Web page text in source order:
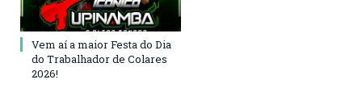
Vem aí a maior Festa do Dia
do Trabalhador de Colares
2026!